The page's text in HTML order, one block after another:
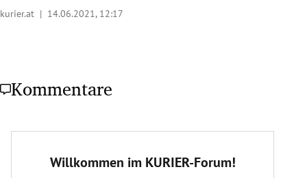
kurier.at | 14.06.2021, 12:17
Kommentare